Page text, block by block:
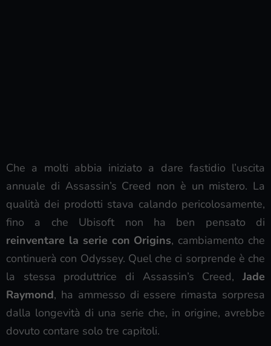
Che a molti abbia iniziato a dare fastidio l’uscita
annuale di Assassin’s Creed non è un mistero. La
qualità dei prodotti stava calando pericolosamente,
fino a che Ubisoft non ha ben pensato di
reinventare la serie con Origins, cambiamento che
continuerà con Odyssey. Quel che ci sorprende è che
la stessa produttrice di Assassin’s Creed, Jade
Raymond, ha ammesso di essere rimasta sorpresa
dalla longevità di una serie che, in origine, avrebbe
dovuto contare solo tre capitoli.